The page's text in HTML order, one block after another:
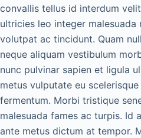
convallis tellus id interdum
ultricies leo integer malesuada
volutpat ac tincidunt. Quam
neque aliquam vestibulum
nunc pulvinar sapien et ligula
metus vulputate eu
fermentum. Morbi tristique
malesuada fames ac turpis. Id
ante metus dictum at tempor.